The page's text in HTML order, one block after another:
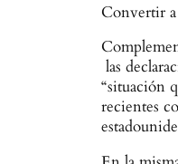
Convertir
las
“situación
recientes